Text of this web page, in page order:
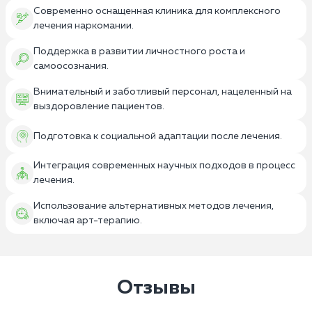
Современно оснащенная клиника для комплексного
лечения наркомании.
Поддержка в развитии личностного роста и
самоосознания.
Внимательный и заботливый персонал, нацеленный на
выздоровление пациентов.
Подготовка к социальной адаптации после лечения.
Интеграция современных научных подходов в процесс
лечения.
Использование альтернативных методов лечения,
включая арт-терапию.
Отзывы